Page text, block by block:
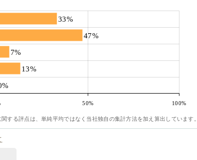
33%
47%
7%
13%
50% 100%
する評点は、単純平均ではなく当社独自の集計方法を加え算出しています。